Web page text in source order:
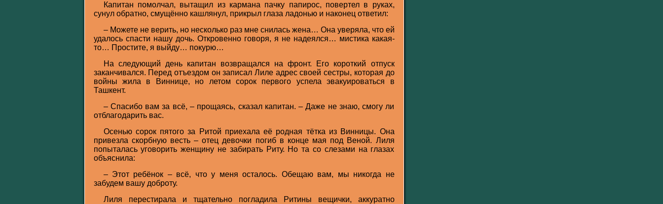
Капитан помолчал, вытащил из кармана пачку папирос, повертел в руках,
сунул обратно, смущённо кашлянул, прикрыл глаза ладонью и наконец ответил:
– Можете не верить, но несколько раз мне снилась жена… Она уверяла, что ей
удалось спасти нашу дочь. Откровенно говоря, я не надеялся… мистика какая-
то… Простите, я выйду… покурю…
На следующий день капитан возвращался на фронт. Его короткий отпуск
заканчивался. Перед отъездом он записал Лиле адрес своей сестры, которая до
войны жила в Виннице, но летом сорок первого успела эвакуироваться в
Ташкент.
– Спасибо вам за всё, – прощаясь, сказал капитан. – Даже не знаю, смогу ли
отблагодарить вас.
Осенью сорок пятого за Ритой приехала её родная тётка из Винницы. Она
привезла скорбную весть – отец девочки погиб в конце мая под Веной. Лиля
попыталась уговорить женщину не забирать Риту. Но та со слезами на глазах
объяснила:
– Этот ребёнок – всё, что у меня осталось. Обещаю вам, мы никогда не
забудем вашу доброту.
Лиля перестирала и тщательно погладила Ритины вещички, аккуратно